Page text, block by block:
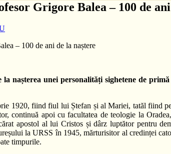
Grigore Balea – 100 de
la nașterea unei personalități sighetene de
1920, fiind fiul lui Ștefan și al Mariei, tatăl fiind
continuă apoi cu facultatea de teologie la
apostol al lui Cristos și dârz luptător pentru
la URSS în 1945, mărturisitor al credinței
timpurile.